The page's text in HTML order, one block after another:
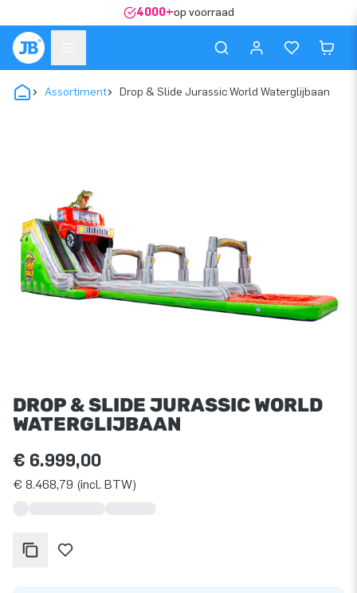
4000+op voorraad
Assortiment Drop & Slide Jurassic World Waterglijbaan
DROP & SLIDE JURASSIC WORLD
WATERGLIJBAAN
€ 6.999,00
€ 8.468,79 (incl. BTW)